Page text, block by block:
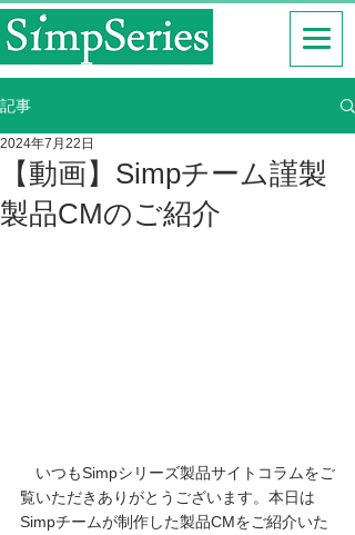
記事
【動画】Simpチーム謹製
製品CMのご紹介
2024年7月22日
いつもSimpシリーズ製品サイトコラムをご
覧いただきありがとうございます。本日は
Simpチームが制作した製品CMをご紹介いた